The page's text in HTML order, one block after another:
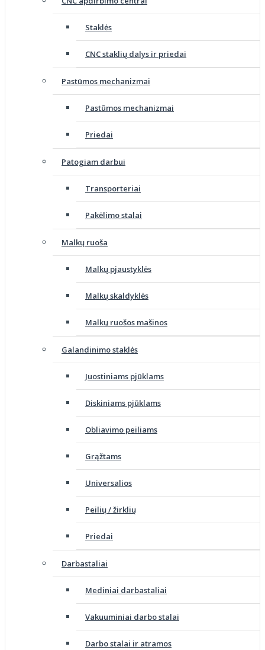
Staklės
CNC staklių dalys ir priedai
Pastūmos mechanizmai
Pastūmos mechanizmai
Priedai
Patogiam darbui
Transporteriai
Pakėlimo stalai
Malkų ruoša
Malkų pjaustyklės
Malkų skaldyklės
Malkų ruošos mašinos
Galandinimo staklės
Juostiniams pjūklams
Diskiniams pjūklams
Obliavimo peiliams
Grąžtams
Universalios
Peilių / žirklių
Priedai
Darbastaliai
Mediniai darbastaliai
Vakuuminiai darbo stalai
Darbo stalai ir atramos